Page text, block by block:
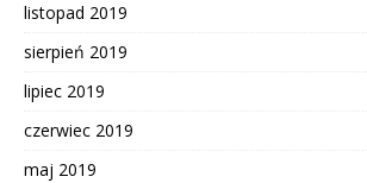
listopad 2019
sierpień 2019
lipiec 2019
czerwiec 2019
maj 2019